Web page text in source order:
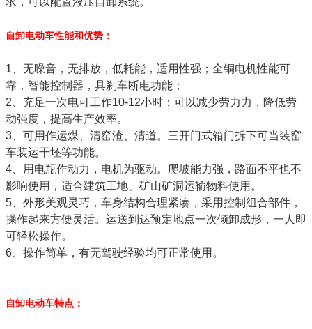
自卸电动车性能和优势：
1、无噪音，无排放，低耗能，适用性强；全铜电机性能可
靠，智能控制器，具刹车断电功能；
2、充足一次电可工作10-12小时；可以减少劳力力，降低劳
动强度，提高生产效率。
3、可用作运煤、清窑渣、清道。三开门式箱门拆下可当装窑
车装运干坯等功能。
4、用电瓶作动力，电机为驱动。爬坡能力强，路面不平也不
影响使用，适合建筑工地、矿山矿洞运输物料使用。
5、外形美观灵巧，车身结构合理紧凑，采用控制组合部件，
操作起来方便灵活。运送到达预定地点一次倾卸成形，一人即
可轻松操作。
6、操作简单，有无驾驶经验均可正常使用。
自卸电动车特点：